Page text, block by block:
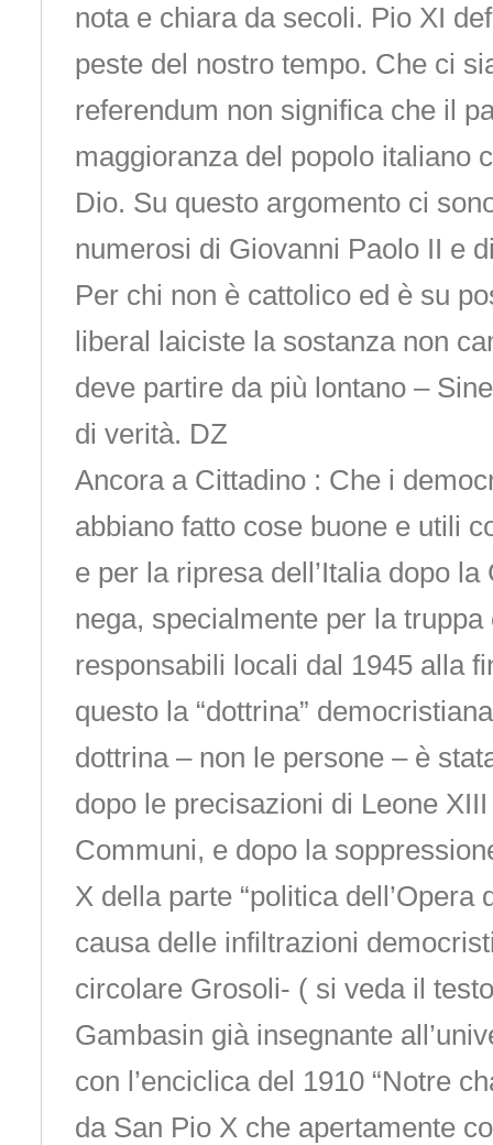
nota e chiara da secoli. Pio XI
peste del nostro tempo. Che ci
referendum non significa che il
maggioranza del popolo italiano
Dio. Su questo argomento ci
numerosi di Giovanni Paolo II e
Per chi non è cattolico ed è su
liberal laiciste la sostanza non
deve partire da più lontano –
di verità. DZ
Ancora a Cittadino : Che i
abbiano fatto cose buone e utili
e per la ripresa dell’Italia dopo
nega, specialmente per la truppa
responsabili locali dal 1945 alla
questo la “dottrina”
dottrina – non le persone – è
dopo le precisazioni di Leone
Communi, e dopo la
X della parte “politica dell’Opera
causa delle infiltrazioni
circolare Grosoli- ( si veda il
Gambasin già insegnante
con l’enciclica del 1910 “Notre
da San Pio X che apertamente